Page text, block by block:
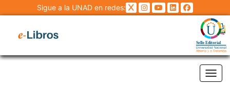
Sigue a la UNAD en redes: